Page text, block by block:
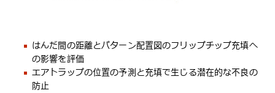
はんだ間の距離とパターン配置図のフリップチップ充填へ
の影響を評価
エアトラップの位置の予測と充填で生じる潜在的な不良の
防止